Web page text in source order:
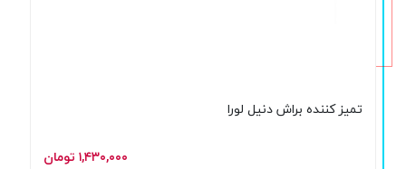
تمیز کننده براش دنیل لورا
۱,۴۳۰,۰۰۰ تومان